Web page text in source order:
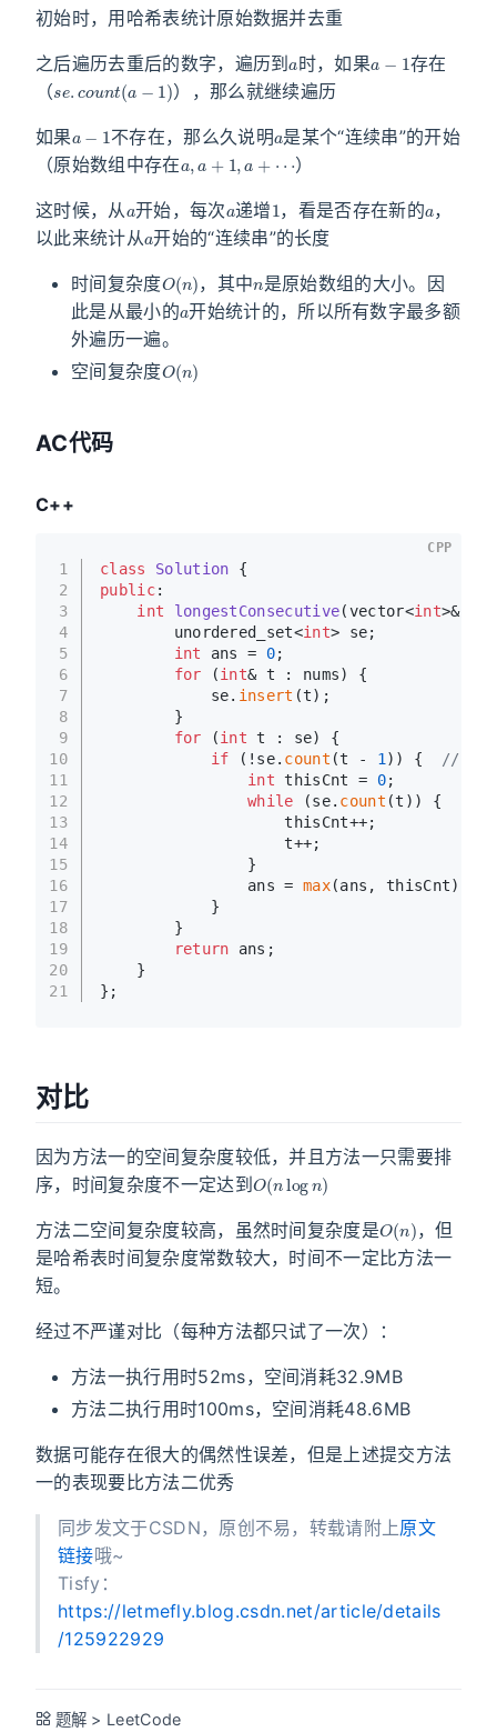
初始时，用哈希表统计原始数据并去重
之后遍历去重后的数字，遍历到 时，如果
存在
（
se.count(a−1)
），那么就继续遍历
如果 不存在，那么久说明 是某个“连续串”的开始
（原始数组中存在
a,a+1,a+⋯
）
这时候，从 开始，每次 递增 ，看是否存在新的 ，
以此来统计从
a
开始的“连续串”的长度
时间复杂度 ，其中 是原始数组的大小。因
此是从最小的
a
开始统计的，所以所有数字最多额
外遍历一遍。
空间复杂度
O
AC代码
C++
1
2
3
4
5
6
7
8
9
10
11
12
13
14
15
16
17
18
19
20
21
class Solution {
public:
int
longestConsecutive(vector<int>&
        unordered_set<
int> se;
int ans = 0;
for (int& t : nums) {
            se.
insert (t);
        }
for (int t : se) {
if (!se. count (t - 1 )) {
// 一串
int thisCnt = 0;
while (se. count (t)) {
                    thisCnt++;
                    t++;
                }
                ans =
max(ans, thisCnt);
            }
        }
return ans;
    }
};
CPP
对比
因为方法一的空间复杂度较低，并且方法一只需要排
序，时间复杂度不一定达到
O(n logn)
方法二空间复杂度较高，虽然时间复杂度是
，但
是哈希表时间复杂度常数较大，时间不一定比方法一
短。
经过不严谨对比（每种方法都只试了一次）：
方法一执行用时52ms，空间消耗32.9MB
方法二执行用时100ms，空间消耗48.6MB
数据可能存在很大的偶然性误差，但是上述提交方法
一的表现要比方法二优秀
同步发文于CSDN，原创不易，转载请附上原文
链接哦~
Tisfy：
https://letmefly.blog.csdn.net/article/details
/125922929
题解 > LeetCode